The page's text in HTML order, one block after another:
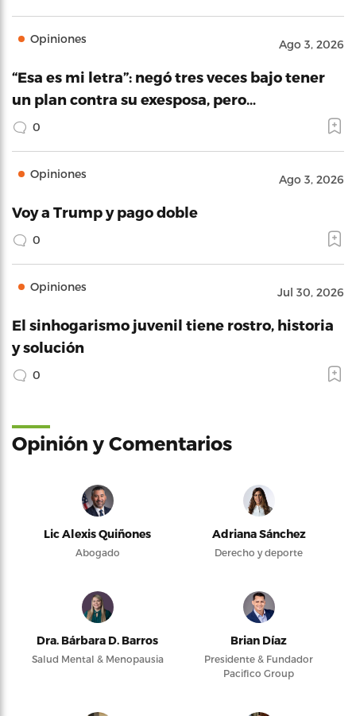
Opiniones Ago 3, 2026
“Esa es mi letra”: negó tres veces bajo tener
un plan contra su exesposa, pero…
0
Opiniones Ago 3, 2026
Voy a Trump y pago doble
0
Opiniones Jul 30, 2026
El sinhogarismo juvenil tiene rostro, historia
y solución
0
Opinión y Comentarios
Lic Alexis Quiñones
Abogado
Adriana Sánchez
Derecho y deporte
Dra. Bárbara D. Barros
Salud Mental & Menopausia
Brian Díaz
Presidente & Fundador
Pacifico Group